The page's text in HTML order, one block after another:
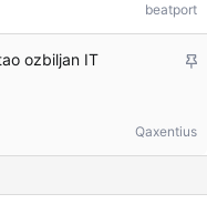
l
i
beatport
L
l
i
ozbiljan IT
Qaxentius